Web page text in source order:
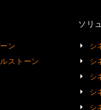
ン
ストーン
ソリ
シ
シ
シ
シ
シ